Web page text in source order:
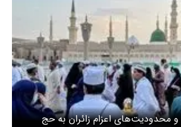
محدودیت‌های اعزام زائران به حج